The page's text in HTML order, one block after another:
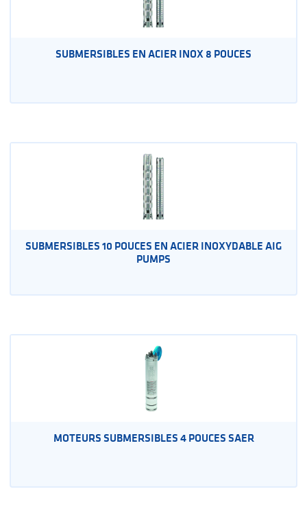
SUBMERSIBLES EN ACIER INOX 8 POUCES
SUBMERSIBLES 10 POUCES EN ACIER INOXYDABLE AIG
PUMPS
MOTEURS SUBMERSIBLES 4 POUCES SAER